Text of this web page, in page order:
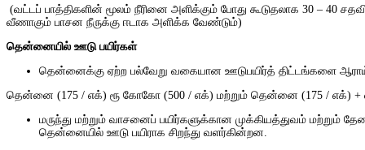
(வட்டப் பாத்திகளின் மூலம் நீரினை அளிக்கும் போது கூடுதலாக 30 – 40
வீணாகும் பாசன நீருக்கு ஈடாக அளிக்க வேண்டும்)
தென்னையில் ஊடு பயிர்கள்
தென்னைக்கு ஏற்ற பல்வேறு வகையான ஊடுபயிர்த் திட்டங்களை
தென்னை (175 / எக்) ரூ கோகோ (500 / எக்) மற்றும் தென்னை (175 / எக்) +
மருந்து மற்றும் வாசனைப் பயிர்களுக்கான முக்கியத்துவம் மற்றும்
தென்னையில் ஊடு பயிராக சிறந்து வளர்கின்றன.